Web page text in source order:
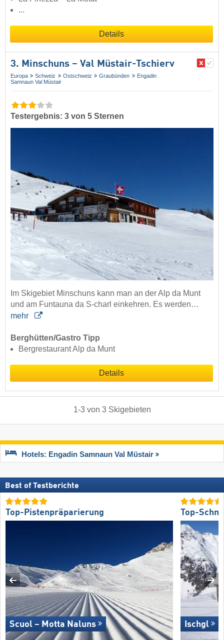
...
Details
3. Minschuns – Val Müstair-Tschierv
Europa Schweiz Ostschweiz Graubünden
Engadin
Samnaun Val Müstair
Testergebnis: 3 von 5 Sternen
Im Skigebiet Minschuns kann man an der Alp da Munt
und am Funtauna da S-charl einkehren. Es werden…
mehr
Berghütten/Gastro Tipp
Bergrestaurant Alp da Munt
Details
1-3von 3 Skigebieten
Hotels: Engadin Samnaun Val Müstair
Best of Testberichte
Top-Pistenpräparierung
Scuol – Motta Naluns
Top-
Ischgl